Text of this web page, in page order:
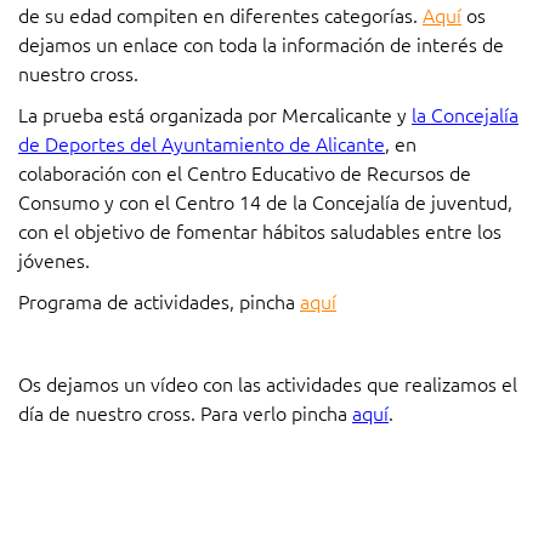
de su edad compiten en diferentes categorías. Aquí os
dejamos un enlace con toda la información de interés de
nuestro cross.
La prueba está organizada por Mercalicante y la Concejalía
de Deportes del Ayuntamiento de Alicante, en
colaboración con el Centro Educativo de Recursos de
Consumo y con el Centro 14 de la Concejalía de juventud,
con el objetivo de fomentar hábitos saludables entre los
jóvenes.
Programa de actividades, pincha aquí
Os dejamos un vídeo con las actividades que realizamos el
día de nuestro cross. Para verlo pincha aquí.